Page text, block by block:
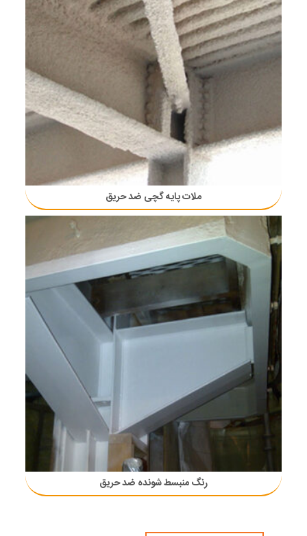
ملات پایه گچی ضد حریق
رنگ منبسط شونده ضد حریق